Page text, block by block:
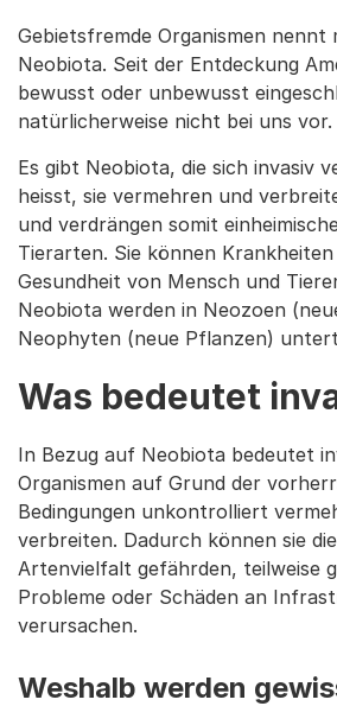
Gebietsfremde Organismen nennt
Neobiota. Seit der Entdeckung
bewusst oder unbewusst
natürlicherweise nicht bei uns vor.
Es gibt Neobiota, die sich invasiv
heisst, sie vermehren und
und verdrängen somit
Tierarten. Sie können
Gesundheit von Mensch und
Neobiota werden in Neozoen
Neophyten (neue Pflanzen)
Was bedeutet
In Bezug auf Neobiota bedeutet
Organismen auf Grund der
Bedingungen unkontrolliert
verbreiten. Dadurch können sie
Artenvielfalt gefährden, teilweise
Probleme oder Schäden an
verursachen.
Weshalb werden